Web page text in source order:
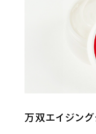
万双エイジング